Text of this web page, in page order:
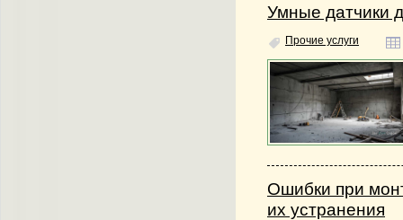
Умные датчики
Прочие услуги
Ошибки при
их устранения